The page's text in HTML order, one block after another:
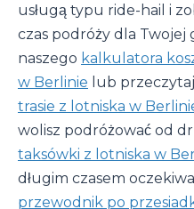
usługą typu ride-hail i
czas podróży dla Twojej
naszego kalkulatora
w Berlinie lub
trasie z lotniska w
wolisz podróżować od
taksówki z lotniska w
długim czasem
przewodnik po